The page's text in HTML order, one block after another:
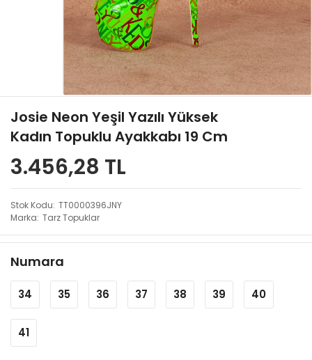
Josie Neon Yeşil Yazılı Yüksek
Kadın Topuklu Ayakkabı 19 Cm
3.456,28 TL
Stok Kodu TT0000396JNY
Marka Tarz Topuklar
Numara
34 35 36 37 38 39 40
41